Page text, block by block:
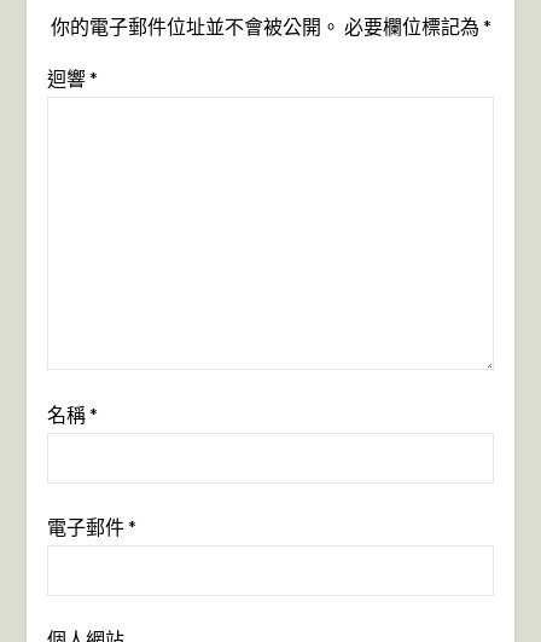
你的電子郵件位址並不會被公開。 必要欄位標記為 *
迴響*
名稱*
電子郵件*